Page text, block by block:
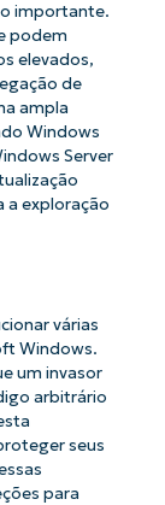
importante.
podem
elevados,
de
ampla
Windows
Server
a exploração
várias
Windows.
um invasor
arbitrário
seus
para